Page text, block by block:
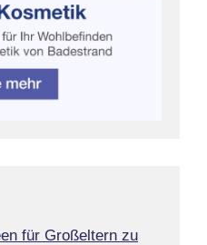
für Großeltern zu